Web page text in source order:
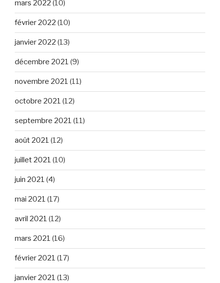
mars 2022 (10)
février 2022 (10)
janvier 2022 (13)
décembre 2021 (9)
novembre 2021 (11)
octobre 2021 (12)
septembre 2021 (11)
août 2021 (12)
juillet 2021 (10)
juin 2021 (4)
mai 2021 (17)
avril 2021 (12)
mars 2021 (16)
février 2021 (17)
janvier 2021 (13)